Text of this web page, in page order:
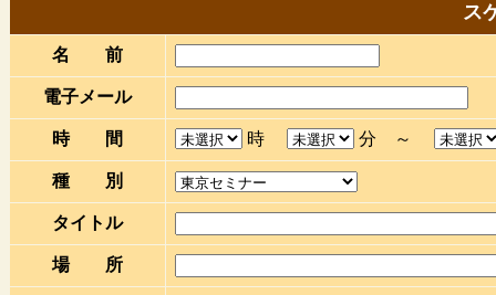
ス
名 前
電子メール
時 間 時 分 ～
種 別
タイトル
場 所